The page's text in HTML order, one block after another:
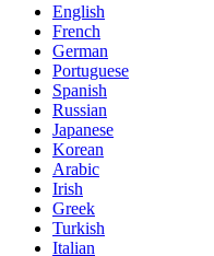
English
French
German
Portuguese
Spanish
Russian
Japanese
Korean
Arabic
Irish
Greek
Turkish
Italian